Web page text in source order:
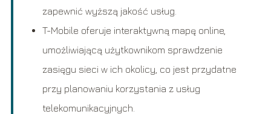
zapewnić wyższą jakość usług.
T-Mobile oferuje interaktywną mapę online,
umożliwiającą użytkownikom sprawdzenie
zasięgu sieci w ich okolicy, co jest przydatne
przy planowaniu korzystania z usług
telekomunikacyjnych.